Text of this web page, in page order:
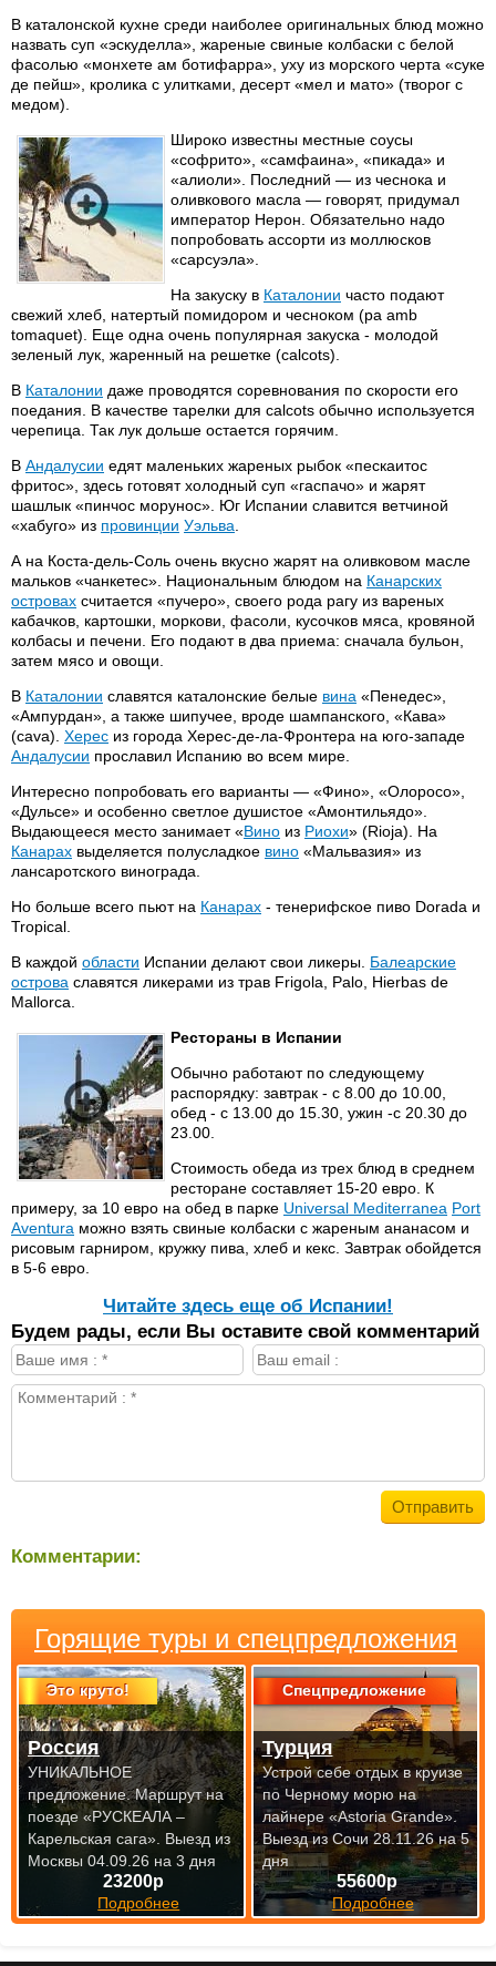
В каталонской кухне среди наиболее оригинальных блюд можно
назвать суп «эскуделла», жареные свиные колбаски с белой
фасолью «монхете ам ботифарра», уху из морского черта «суке
де пейш», кролика с улитками, десерт «мел и мато» (творог с
медом).
Широко известны местные соусы
«софрито», «самфаина», «пикада» и
«алиоли». Последний — из чеснока и
оливкового масла — говорят, придумал
император Нерон. Обязательно надо
попробовать ассорти из моллюсков
«сарсуэла».
На закуску в Каталонии часто подают
свежий хлеб, натертый помидором и чесноком (pa amb
tomaquet). Еще одна очень популярная закуска - молодой
зеленый лук, жаренный на решетке (calcots).
В Каталонии даже проводятся соревнования по скорости его
поедания. В качестве тарелки для calcots обычно используется
черепица. Так лук дольше остается горячим.
В Андалусии едят маленьких жареных рыбок «пескаитос
фритос», здесь готовят холодный суп «гаспачо» и жарят
шашлык «пинчос морунос». Юг Испании славится ветчиной
«хабуго» из провинции Уэльва
А на Коста-дель-Соль очень вкусно жарят на оливковом масле
мальков «чанкетес». Национальным блюдом на Канарских
островах считается «пучеро», своего рода рагу из вареных
кабачков, картошки, моркови, фасоли, кусочков мяса, кровяной
колбасы и печени. Его подают в два приема: сначала бульон,
затем мясо и овощи.
В Каталонии славятся каталонские белые вина «Пенедес»,
«Ампурдан», а также шипучее, вроде шампанского, «Кава»
(cava). Херес из города Херес-де-ла-Фронтера на юго-западе
Андалусии прославил Испанию во всем мире.
Интересно попробовать его варианты — «Фино», «Олоросо»,
«Дульсе» и особенно светлое душистое «Амонтильядо».
Выдающееся место занимает «Вино из Риохи» (Rioja). На
Канарах выделяется полусладкое вино «Мальвазия» из
лансаротского винограда.
Но больше всего пьют на Канарах - тенерифское пиво Dorada и
Tropical.
В каждой области Испании делают свои ликеры. Балеарские
острова славятся ликерами из трав Frigola, Palo, Hierbas de
Mallorca.
Рестораны в Испании
Обычно работают по следующему
распорядку: завтрак - с 8.00 до 10.00,
обед - с 13.00 до 15.30, ужин -с 20.30 до
23.00.
Стоимость обеда из трех блюд в среднем
ресторане составляет 15-20 евро. К
примеру, за 10 евро на обед в парке Universal Mediterranea Port
Aventura можно взять свиные колбаски с жареным ананасом и
рисовым гарниром, кружку пива, хлеб и кекс. Завтрак обойдется
в 5-6 евро.
Читайте здесь еще об Испании!
Будем рады, если Вы оставите свой комментарий
Комментарии:
Горящие туры и спецпредложения
Это круто!
23200р
Подробнее
Россия
УНИКАЛЬНОЕ
предложение. Маршрут на
поезде «РУСКЕАЛА –
Карельская сага». Выезд из
Москвы 04.09.26 на 3 дня
Спецпредложение
55600р
Подробнее
Турция
Устрой себе отдых в круизе
по Черному морю на
лайнере «Astoria Grande».
Выезд из Сочи 28.11.26 на 5
дня